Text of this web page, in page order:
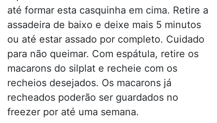
até formar esta casquinha em cima. Retire a
assadeira de baixo e deixe mais 5 minutos
ou até estar assado por completo. Cuidado
para não queimar. Com espátula, retire os
macarons do silplat e recheie com os
recheios desejados. Os macarons já
recheados poderão ser guardados no
freezer por até uma semana.